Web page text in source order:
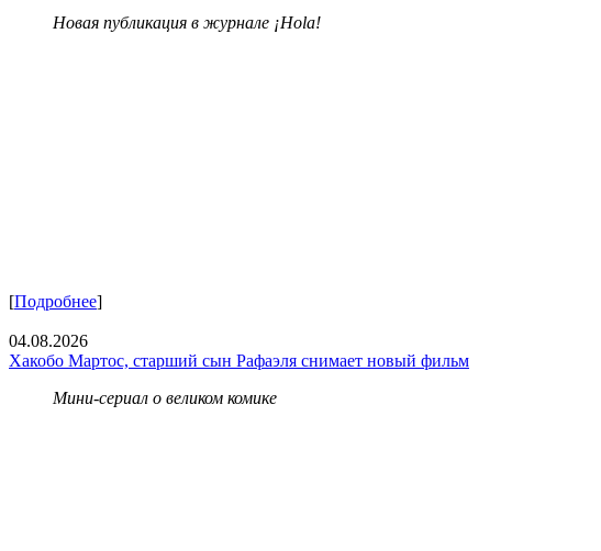
Новая публикация в журнале ¡Hola!
[Подробнее]
04.08.2026
Хакобо Мартос, старший сын Рафаэля снимает новый фильм
Мини-сериал о великом комике